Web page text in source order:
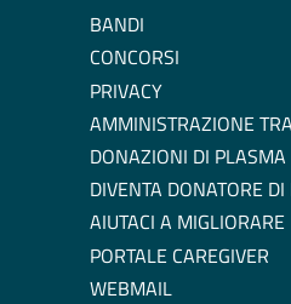
BANDI
CONCORSI
PRIVACY
AMMINISTRAZIONE
DONAZIONI DI PLASMA
DIVENTA DONATORE
AIUTACI A MIGLIORARE
PORTALE CAREGIVER
WEBMAIL